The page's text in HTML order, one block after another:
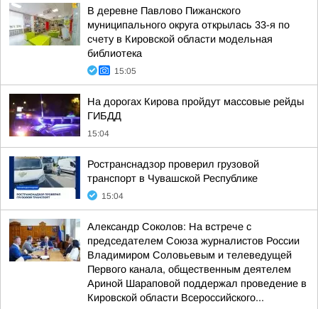
В деревне Павлово Пижанского
муниципального округа открылась 33-я по
счету в Кировской области модельная
библиотека
15:05
На дорогах Кирова пройдут массовые рейды
ГИБДД
15:04
Ространснадзор проверил грузовой
транспорт в Чувашской Республике
15:04
Александр Соколов: На встрече с
председателем Союза журналистов России
Владимиром Соловьевым и телеведущей
Первого канала, общественным деятелем
Ариной Шараповой поддержал проведение в
Кировской области Всероссийского...